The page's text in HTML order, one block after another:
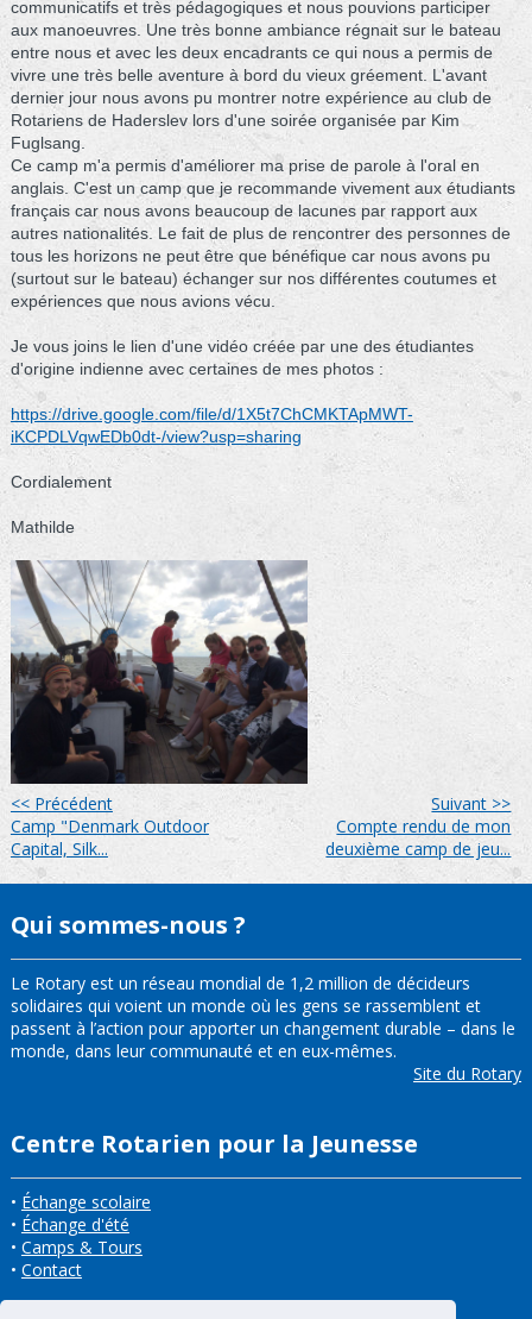
communicatifs et très pédagogiques et nous pouvions participer
aux manoeuvres. Une très bonne ambiance régnait sur le bateau
entre nous et avec les deux encadrants ce qui nous a permis de
vivre une très belle aventure à bord du vieux gréement. L'avant
dernier jour nous avons pu montrer notre expérience au club de
Rotariens de Haderslev lors d'une soirée organisée par Kim
Fuglsang.
Ce camp m'a permis d'améliorer ma prise de parole à l'oral en
anglais. C'est un camp que je recommande vivement aux étudiants
français car nous avons beaucoup de lacunes par rapport aux
autres nationalités. Le fait de plus de rencontrer des personnes de
tous les horizons ne peut être que bénéfique car nous avons pu
(surtout sur le bateau) échanger sur nos différentes coutumes et
expériences que nous avions vécu.
Je vous joins le lien d'une vidéo créée par une des étudiantes
d'origine indienne avec certaines de mes photos :
https://drive.google.com/file/d/1X5t7ChCMKTApMWT-
iKCPDLVqwEDb0dt-/view?usp=sharing
Cordialement
Mathilde
<< Précédent
Camp "Denmark Outdoor
Capital, Silk...
Suivant >>
Compte rendu de mon
deuxième camp de jeu...
Qui sommes-nous ?
Le Rotary est un réseau mondial de 1,2 million de décideurs
solidaires qui voient un monde où les gens se rassemblent et
passent à l’action pour apporter un changement durable – dans le
monde, dans leur communauté et en eux-mêmes.
Site du Rotary
Centre Rotarien pour la Jeunesse
• Échange scolaire
• Échange d'été
• Camps & Tours
• Contact